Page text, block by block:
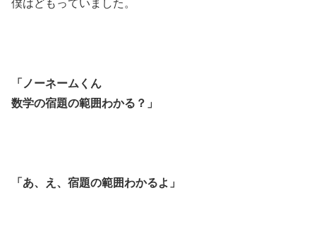
僕はどもっていました。
「ノーネームくん
数学の宿題の範囲わかる？」
「あ、え、宿題の範囲わかるよ」